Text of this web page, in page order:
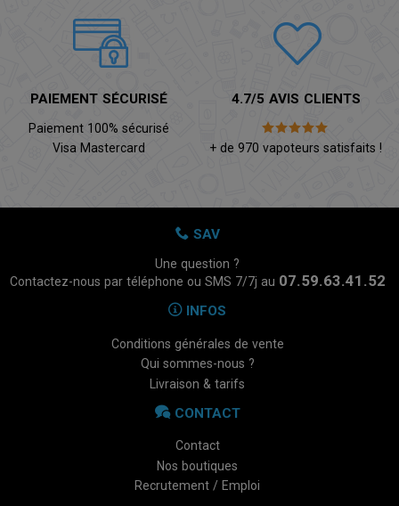
PAIEMENT SÉCURISÉ
Paiement 100% sécurisé
Visa Mastercard
4.7/5 AVIS CLIENTS
+ de 970 vapoteurs satisfaits !
SAV
Une question ?
Contactez-nous par téléphone ou SMS 7/7j au 07.59.63.41.52
INFOS
Conditions générales de vente
Qui sommes-nous ?
Livraison & tarifs
CONTACT
Contact
Nos boutiques
Recrutement / Emploi